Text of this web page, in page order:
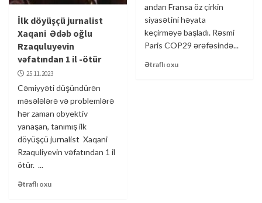
İlk döyüşçü jurnalist
Xaqani Ədəb oğlu
Rzaquluyevin
vəfatından 1 il -ötür
25.11.2023
Cəmiyyəti düşündürən
məsələlərə və problemlərə
hər zaman obyektiv
yanaşan, tanımış ilk
döyüşçü jurnalist Xaqani
Rzaquliyevin vəfatından 1 il
ötür. ...
Ətraflı oxu
andan Fransa öz çirkin
siyasətini həyata
keçirməyə başladı. Rəsmi
Paris COP29 ərəfəsində...
Ətraflı oxu